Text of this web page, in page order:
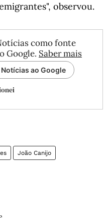
observou.
como fonte
Google. Saber mais
ao Google
João Canijo